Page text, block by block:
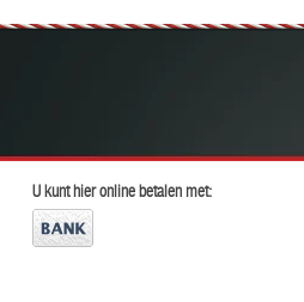
U kunt hier online betalen met: